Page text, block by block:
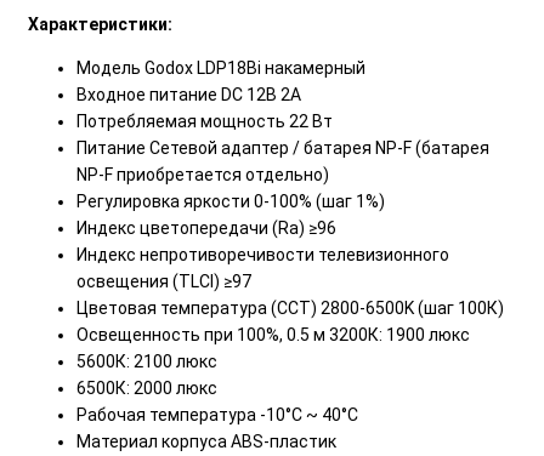
Характеристики:
Модель Godox LDP18Bi накамерный
Входное питание DC 12В 2А
Потребляемая мощность 22 Вт
Питание Сетевой адаптер / батарея NP-F (батарея
NP-F приобретается отдельно)
Регулировка яркости 0-100% (шаг 1%)
Индекс цветопередачи (Ra) ≥96
Индекс непротиворечивости телевизионного
освещения (TLCI) ≥97
Цветовая температура (CCT) 2800-6500K (шаг 100К)
Освещенность при 100%, 0.5 м 3200К: 1900 люкс
5600К: 2100 люкс
6500К: 2000 люкс
Рабочая температура -10°C ~ 40°C
Материал корпуса ABS-пластик